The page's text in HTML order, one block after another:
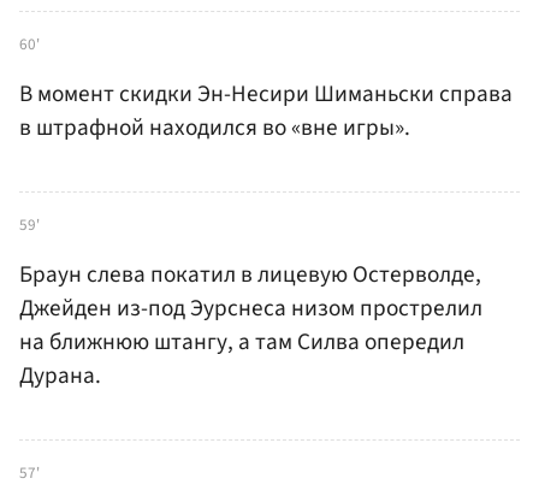
60'
В момент скидки Эн-Несири Шиманьски справа
в штрафной находился во «вне игры».
59'
Браун слева покатил в лицевую Остерволде,
Джейден из-под Эурснеса низом прострелил
на ближнюю штангу, а там Силва опередил
Дурана.
57'